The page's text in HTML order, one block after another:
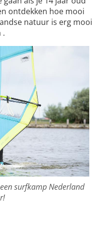
ontdekken hoe mooi
natuur is erg mooi
.
surfkamp Nederland